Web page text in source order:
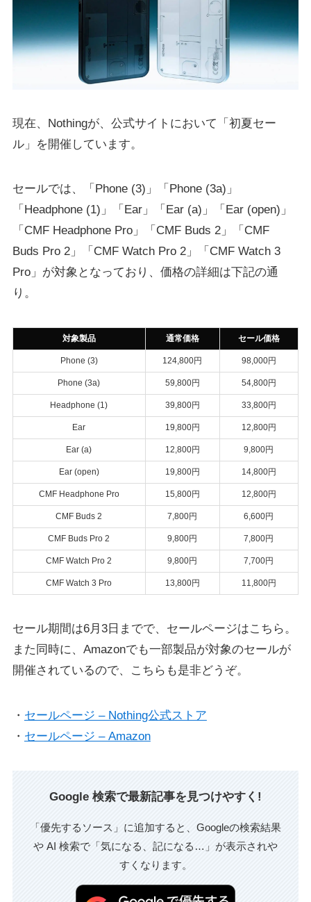
現在、Nothingが、公式サイトにおいて「初夏セー
ル」を開催しています。
セールでは、「Phone (3)」「Phone (3a)」
「Headphone (1)」「Ear」「Ear (a)」「Ear (open)」
「CMF Headphone Pro」「CMF Buds 2」「CMF
Buds Pro 2」「CMF Watch Pro 2」「CMF Watch 3
Pro」が対象となっており、価格の詳細は下記の通
り。
対象製品 通常価格 セール価格
Phone (3) 124,800円 98,000円
Phone (3a) 59,800円 54,800円
Headphone (1) 39,800円 33,800円
Ear 19,800円 12,800円
Ear (a) 12,800円 9,800円
Ear (open) 19,800円 14,800円
CMF Headphone Pro 15,800円 12,800円
CMF Buds 2 7,800円 6,600円
CMF Buds Pro 2 9,800円 7,800円
CMF Watch Pro 2 9,800円 7,700円
CMF Watch 3 Pro 13,800円 11,800円
セール期間は6月3日までで、セールページはこちら。
また同時に、Amazonでも一部製品が対象のセールが
開催されているので、こちらも是非どうぞ。
・ セールページ – Nothing公式ストア
・ セールページ – Amazon
Google 検索で最新記事を見つけやすく!
「優先するソース」に追加すると、Googleの検索結果
や AI 検索で「気になる、記になる…」が表示されや
すくなります。